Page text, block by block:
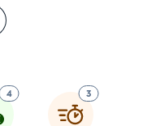
4 3